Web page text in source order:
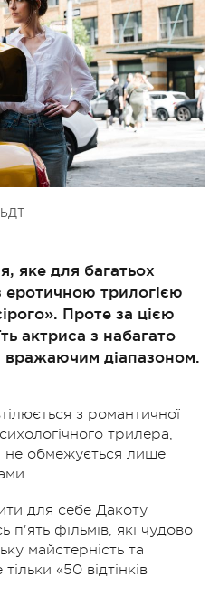
яке для багатьох
еротичною трилогією
Проте за цією
актриса з набагато
діапазоном.
з романтичної
трилера,
не обмежується лише
для себе Дакоту
фільмів, які чудово
майстерність та
«50 відтінків